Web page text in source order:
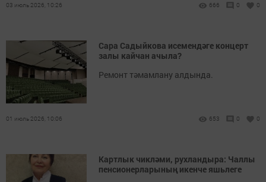
03 июль 2026, 10:26 666 0 0
Сара Садыйкова исемендәге концерт
залы кайчан ачыла?
Ремонт тәмамлану алдында.
01 июль 2026, 10:06 653 0 0
Картлык чикләми, рухландыра: Чаллы
пенсионерларының икенче яшьлеге